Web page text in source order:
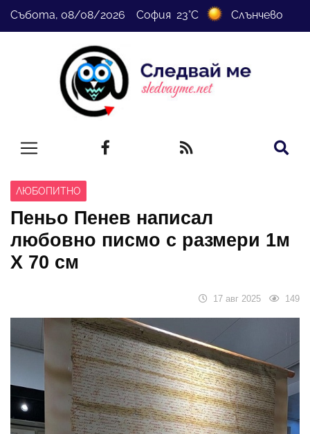
Събота, 08/08/2026 София 23°C Слънчево
ЛЮБОПИТНО
Пеньо Пенев написал
любовно писмо с размери 1м
Х 70 см
17 авг 2025 149